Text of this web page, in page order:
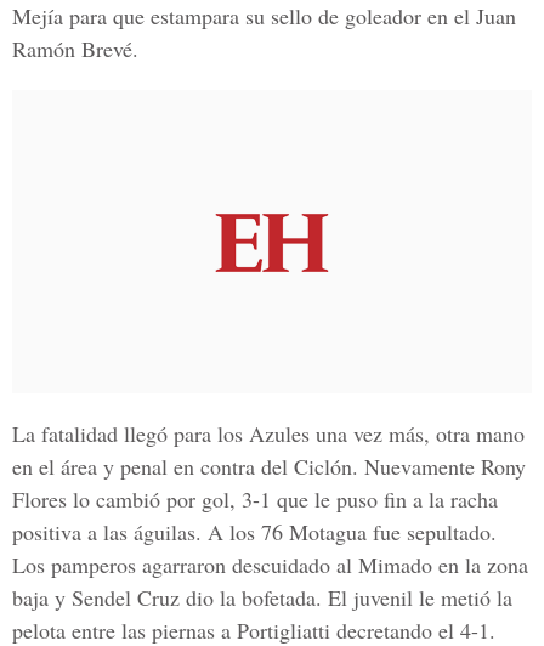
Mejía para que estampara su sello de goleador en el Juan
Ramón Brevé.
La fatalidad llegó para los Azules una vez más, otra mano
en el área y penal en contra del Ciclón. Nuevamente Rony
Flores lo cambió por gol, 3-1 que le puso fin a la racha
positiva a las águilas. A los 76 Motagua fue sepultado.
Los pamperos agarraron descuidado al Mimado en la zona
baja y Sendel Cruz dio la bofetada. El juvenil le metió la
pelota entre las piernas a Portigliatti decretando el 4-1.